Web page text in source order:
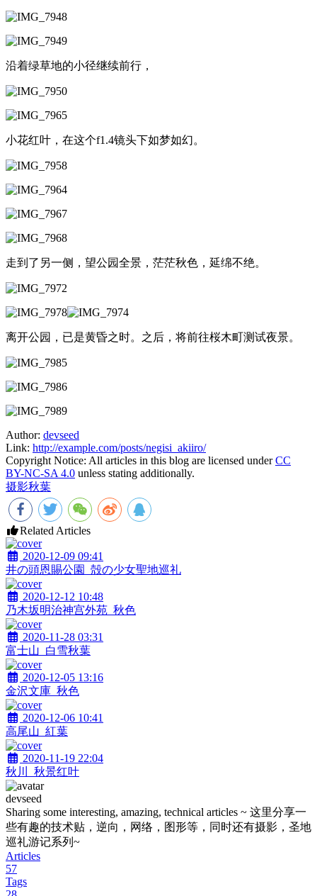
沿着绿草地的小径继续前行，
小花红叶，在这个f1.4镜头下如梦如幻。
走到了另一侧，望公园全景，茫茫秋色，延绵不绝。
离开公园，已是黄昏之时。之后，将前往桜木町测试夜景。
Author: devseed
Link: http://example.com/posts/negisi_akiiro/
Copyright Notice: All articles in this blog are licensed underCC
BY-NC-SA 4.0 unless stating additionally.
摄影秋葉
Related Articles
2020-12-09 09:41
井の頭恩賜公園_殻の少女聖地巡礼
2020-12-12 10:48
乃木坂明治神宫外苑_秋色
2020-11-28 03:31
富士山_白雪秋葉
2020-12-05 13:16
金沢文庫_秋色
2020-12-06 10:41
高尾山_紅葉
2020-11-19 22:04
秋川_秋景红叶
devseed
Sharing some interesting, amazing, technical articles ~ 这里分享一
些有趣的技术贴，逆向，网络，图形等，同时还有摄影，圣地
巡礼游记系列~
Articles
57
Tags